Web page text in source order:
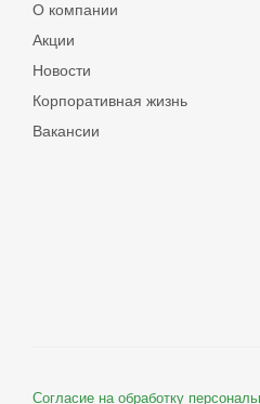
О компании
Акции
Новости
Корпоративная жизнь
Вакансии
Согласие на обработку